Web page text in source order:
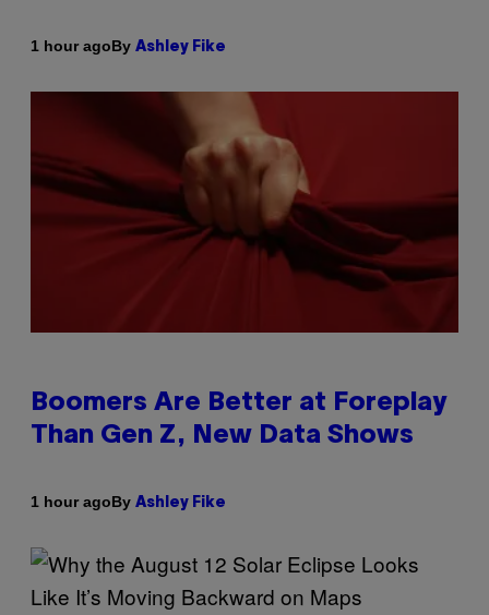
1 hour agoBy Ashley Fike
Boomers Are Better at Foreplay
Than Gen Z, New Data Shows
1 hour agoBy Ashley Fike